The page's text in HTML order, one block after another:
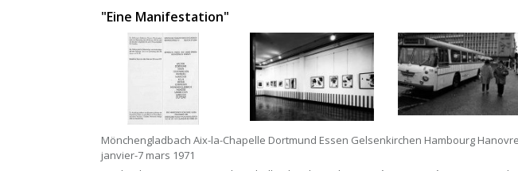
"Eine Manifestation"
Mönchengladbach Aix-la-Chapelle Dortmund Essen Gelsenkirchen Hambourg
janvier-7 mars 1971